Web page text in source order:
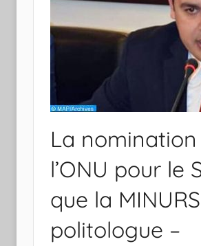
La nomination
l’ONU pour
que la
politologue –